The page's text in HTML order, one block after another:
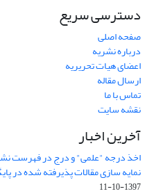
دسترسی سریع
صفحه اصلی
درباره نشریه
اعضای هیات تحریریه
ارسال مقاله
تماس با ما
نقشه سایت
آخرین اخبار
اخذ درجه "علمی" و درج در فهرست
نمایه سازی مقالات پذیرفته شده در
1397-10-11